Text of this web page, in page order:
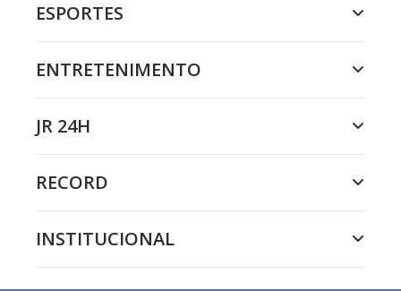
ESPORTES
ENTRETENIMENTO
JR 24H
RECORD
INSTITUCIONAL